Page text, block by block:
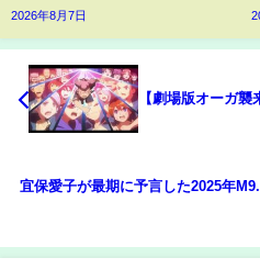
2026年8月7日
【劇場版オーガ
宜保愛子が最期に予言した2025年